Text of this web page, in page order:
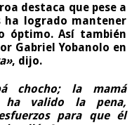
destaca que pese a
ha logrado mantener
óptimo. Así también
Gabriel Yobanolo en
, dijo.
chocho; la mamá
ha valido la pena,
para que él